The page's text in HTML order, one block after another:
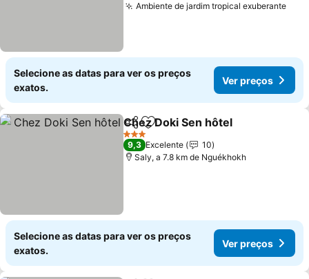
Ambiente de jardim tropical exuberante
Selecione as datas para ver os preços
exatos.
Ver preços
PartilharAdicionar aos favoritos
Chez Doki Sen hôtel
3 Estrelas
9,3 Excelente
10
Saly, a 7.8 km de Nguékhokh
Selecione as datas para ver os preços
exatos.
Ver preços